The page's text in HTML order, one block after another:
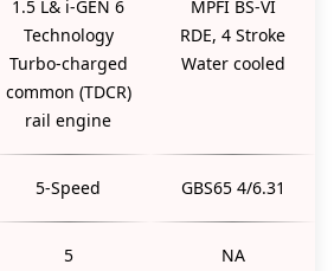
1.5 L& i-GEN 6
Technology
Turbo-charged
common (TDCR)
rail engine
MPFI BS-VI
RDE, 4 Stroke
Water cooled
5-Speed GBS65 4/6.31
5 NA